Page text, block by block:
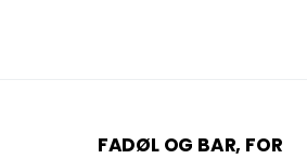
FADØL OG BAR, FOR